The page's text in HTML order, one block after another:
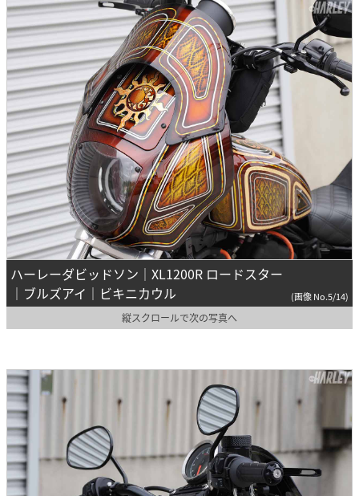
ハーレーダビッドソン｜XL1200R ロードスター
｜ブルズアイ｜ビキニカウル
(画像 No.5/14)
縦スクロールで次の写真へ